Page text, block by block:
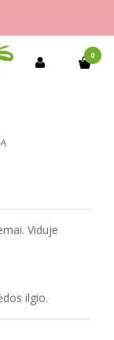
0
Viduje
ilgio.